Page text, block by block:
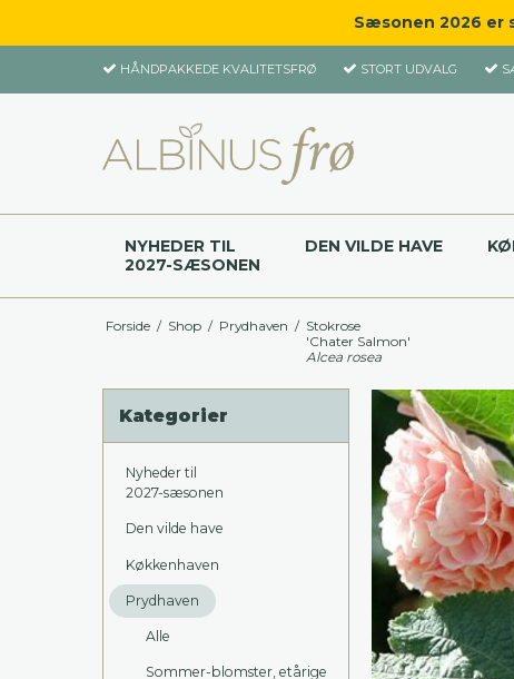
Sæsonen 2026 er
HÅNDPAKKEDE KVALITETSFRØ STORT UDVALG
NYHEDER TIL
2027-SÆSONEN
DEN VILDE HAVE
Forside / Shop / Prydhaven / Stokrose
'Chater Salmon'
Alcea rosea
Kategorier
Nyheder til
2027-sæsonen
Den vilde have
Køkkenhaven
Prydhaven
Alle
Sommer-blomster, etårige